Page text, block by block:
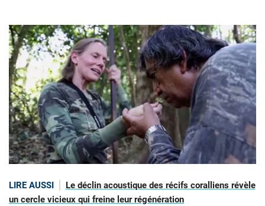
LIRE AUSSI
Le déclin acoustique des récifs coralliens révèle
un cercle vicieux qui freine leur régénération